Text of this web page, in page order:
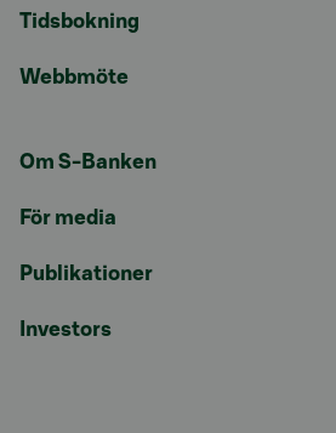
Tidsbokning
Webbmöte
Om S-Banken
För media
Publikationer
Investors